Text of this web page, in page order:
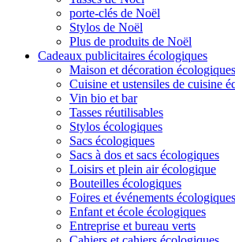
porte-clés de Noël
Stylos de Noël
Plus de produits de Noël
Cadeaux publicitaires écologiques
Maison et décoration
Cuisine et ustensiles de cuisine
Vin bio et bar
Tasses réutilisables
Stylos écologiques
Sacs écologiques
Sacs à dos et sacs écologiques
Loisirs et plein air écologique
Bouteilles écologiques
Foires et événements écologiques
Enfant et école écologiques
Entreprise et bureau verts